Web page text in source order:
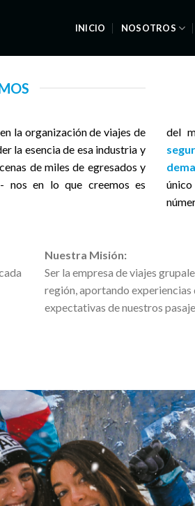
INICIO NOSOTROS
la organización de viajes de
la esencia de esa industria y
de miles de egresados y
nos en lo que creemos es
del
Nuestra Misión:
Ser la empresa de viajes
región, aportando experiencias
expectativas de nuestros